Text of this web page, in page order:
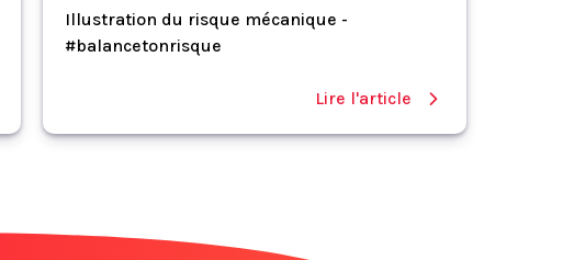
Illustration du risque mécanique -
#balancetonrisque
Lire l'article